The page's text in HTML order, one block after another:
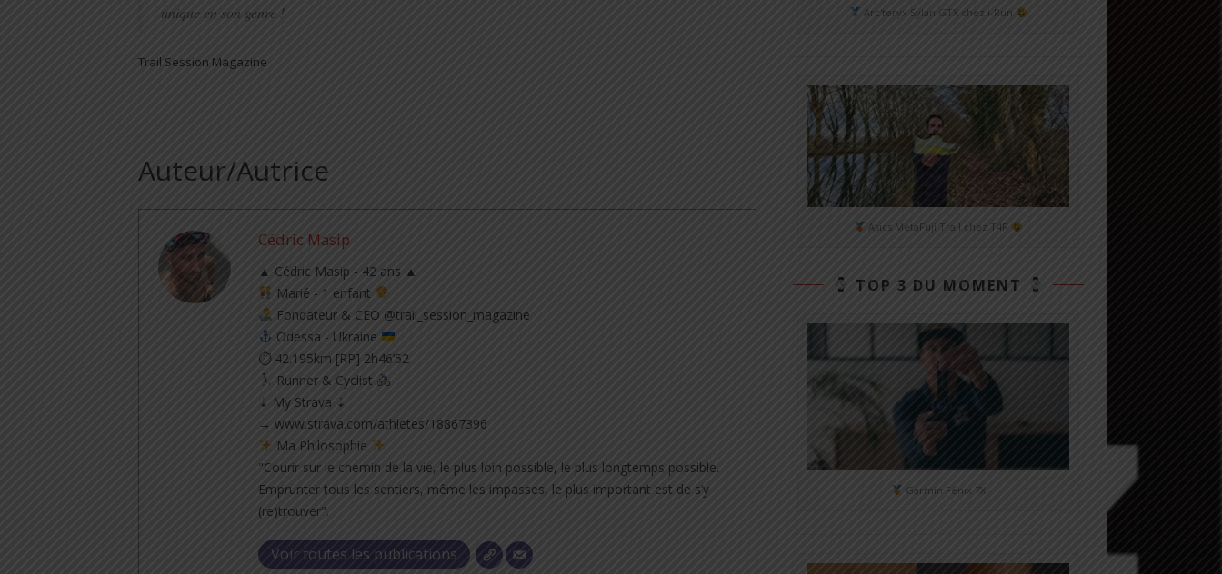
unique en son genre !
Trail Session Magazine
Auteur/Autrice
Cédric Masip
▲ Cédric Masip - 42 ans ▲
Marié - 1 enfant
Fondateur & CEO @trail_session_magazine
Odessa - Ukraine
⏱ 42.195km [RP] 2h46’52
Runner & Cyclist
⇣ My Strava ⇣
→ www.strava.com/athletes/18867396
Ma Philosophie
"Courir sur le chemin de la vie, le plus loin possible, le plus longtemps possible.
Emprunter tous les sentiers, même les impasses, le plus important est de s’y
(re)trouver".
Voir toutes les publications
Arc'teryx Sylan GTX chez i-Run
Asics MetaFuji Trail chez T4R
TOP 3 DU MOMENT
Garmin Fénix 7X